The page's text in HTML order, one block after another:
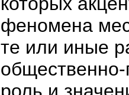
феномена
те или иные
общественно-
роль и